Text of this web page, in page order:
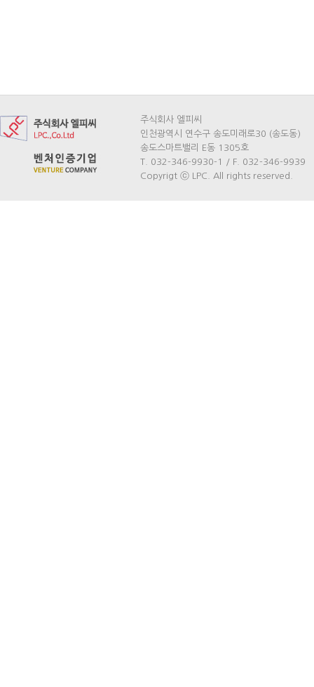
주식회사 엘피씨
인천광역시 연수구 송도미래로30 (송도동)
송도스마트밸리 E동 1305호
T. 032-346-9930-1 / F. 032-346-9939
Copyrigt ⓒ LPC. All rights reserved.